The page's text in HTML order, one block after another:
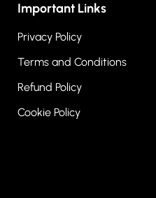
Important Links
Privacy Policy
Terms and Conditions
Refund Policy
Cookie Policy